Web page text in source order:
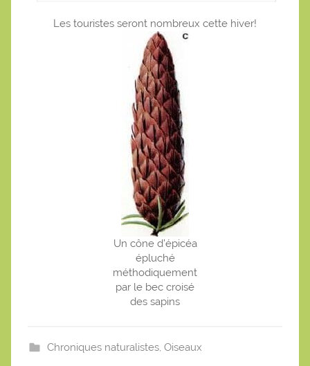
Les touristes seront nombreux cette hiver!
Un cône d’épicéa
épluché
méthodiquement
par le bec croisé
des sapins
Chroniques naturalistes, Oiseaux